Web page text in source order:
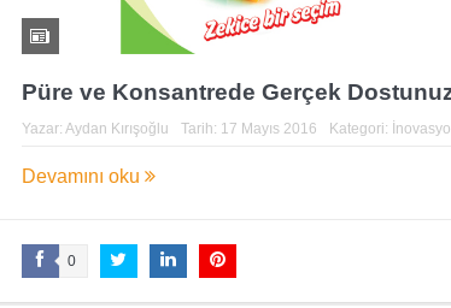
Püre ve Konsantrede Gerçek
Yazar: Aydan Kırışoğlu Tarih: 17 Mayıs 2016 Kategori:
Devamını oku
0